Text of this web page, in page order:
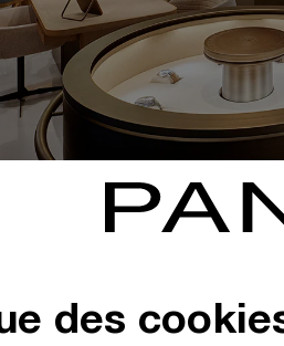
sportive de luxe
Hong Kong, dans la zone
des